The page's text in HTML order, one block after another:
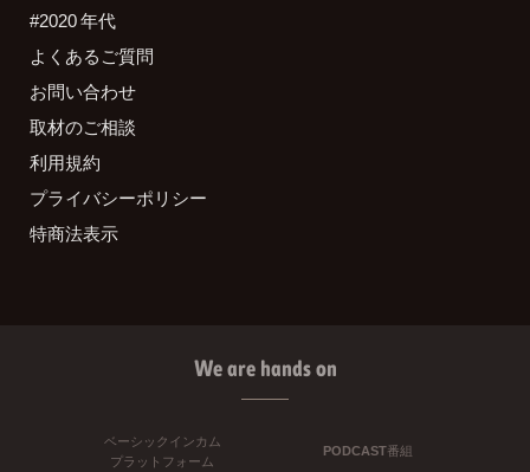
#2020 年代
よくあるご質問
お問い合わせ
取材のご相談
利用規約
プライバシーポリシー
特商法表示
We are hands on
ベーシックインカム
プラットフォーム
PODCAST番組